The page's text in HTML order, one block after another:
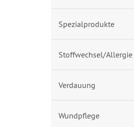
Spezialprodukte
Stoffwechsel/Allergie
Verdauung
Wundpflege